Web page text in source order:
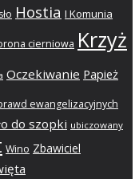
Hostia I Komunia
cierniowa Krzyż
Oczekiwanie Papież
ewangelizacyjnych
do szopki ubiczowany
Wino Zbawiciel